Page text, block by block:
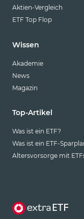
Aktien-Vergleich
ETF Top Flop
Wissen
Akademie
News
Magazin
Top-Artikel
Was ist ein ETF?
Was ist ein ETF-
Altersvorsorge mit